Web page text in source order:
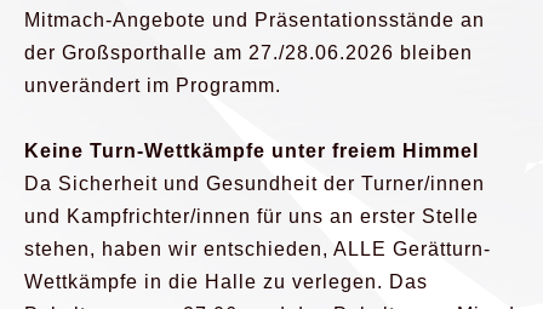
Mitmach-Angebote und Präsentationsstände an
der Großsporthalle am 27./28.06.2026 bleiben
unverändert im Programm.
Keine Turn-Wettkämpfe unter freiem Himmel
Da Sicherheit und Gesundheit der Turner/innen
und Kampfrichter/innen für uns an erster Stelle
stehen, haben wir entschieden, ALLE Gerätturn-
Wettkämpfe in die Halle zu verlegen. Das